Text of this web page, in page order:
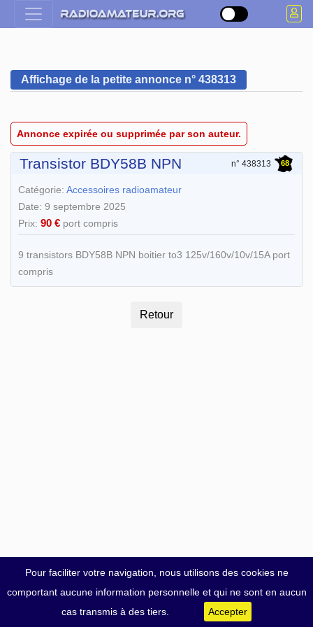
Pour faciliter votre navigation, nous utilisons des cookies ne
comportant aucune information personnelle et qui ne sont en aucun
cas transmis à des tiers.
Accepter
Affichage de la petite annonce n° 438313
Annonce expirée ou supprimée par son auteur.
Transistor BDY58B NPN n° 438313 68
Catégorie: Accessoires radioamateur
Date: 9 septembre 2025
Prix: 90 € port compris
9 transistors BDY58B NPN boitier to3 125v/160v/10v/15A port
compris